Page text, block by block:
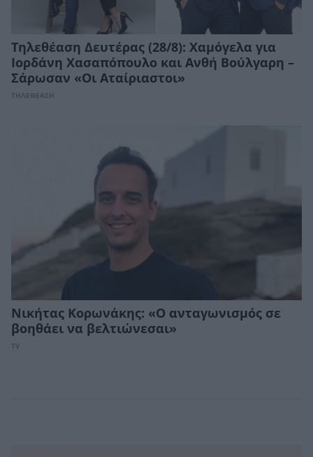
Τηλεθέαση Δευτέρας (28/8): Χαμόγελα για
Ιορδάνη Χασαπόπουλο και Ανθή Βούλγαρη –
Σάρωσαν «Οι Αταίριαστοι»
ΤΗΛΕΘΕΑΣΗ
Νικήτας Κορωνάκης: «Ο ανταγωνισμός σε
βοηθάει να βελτιώνεσαι»
TV